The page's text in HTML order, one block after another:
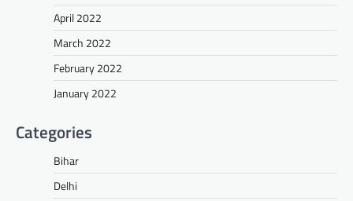
April 2022
March 2022
February 2022
January 2022
Categories
Bihar
Delhi